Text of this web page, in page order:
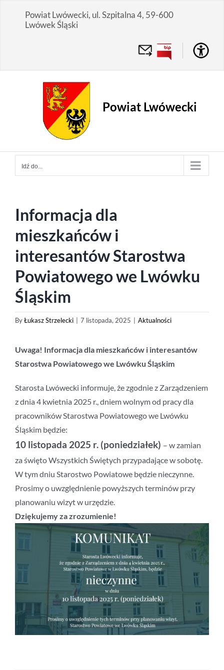
Powiat Lwówecki, ul. Szpitalna 4, 59-600
Lwówek Śląski
Powiat Lwówecki
Idź do...
Informacja dla
mieszkańców i
interesantów Starostwa
Powiatowego we Lwówku
Śląskim
ByŁukasz Strzelecki 7 listopada, 2025 Aktualności
Uwaga! Informacja dla mieszkańców i interesantów
Starostwa Powiatowego we Lwówku Śląskim
Starosta Lwówecki informuje, że zgodnie z Zarządzeniem
z dnia 4 kwietnia 2025 r., dniem wolnym od pracy dla
pracowników Starostwa Powiatowego we Lwówku
Śląskim będzie:
10listopada 2025 r. (poniedziałek) – w zamian
za święto Wszystkich Świętych przypadające w sobotę.
W tym dniu Starostwo Powiatowe będzie nieczynne.
Prosimy o uwzględnienie powyższych terminów przy
planowaniu wizyt w urzędzie.
Dziękujemy za zrozumienie!